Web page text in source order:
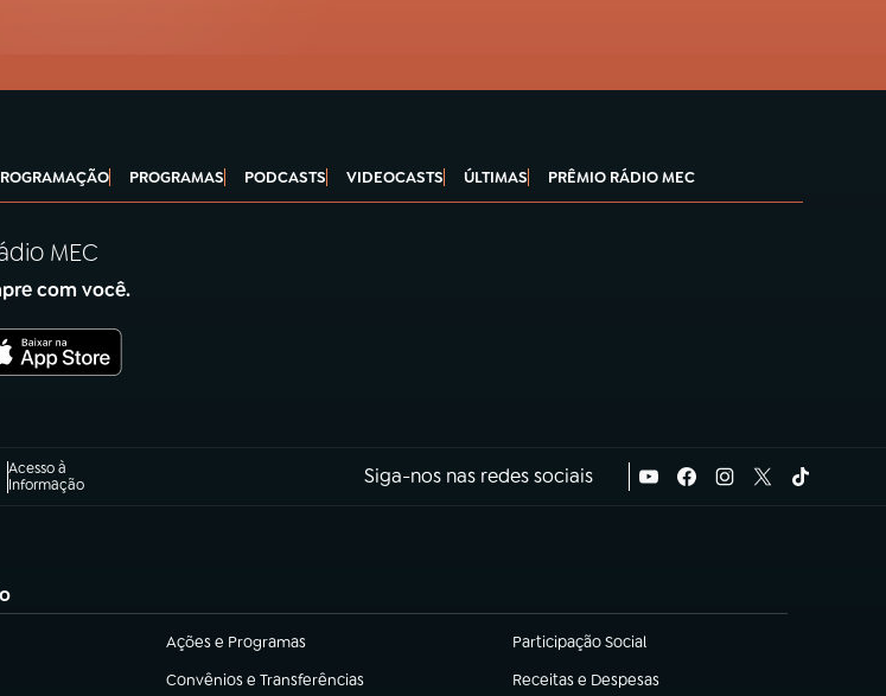
PROGRAMAS PODCASTS VIDEOCASTS ÚLTIMAS PRÊMIO RÁDIO MEC
MEC
com você.
Acesso à
Informação
Siga-nos nas redes sociais
Ações e Programas
(abre em nova aba) Participação Social
(abre em nova aba)
Convênios e Transferências
(abre em nova aba) Receitas e Despesas
(abre em nova aba)